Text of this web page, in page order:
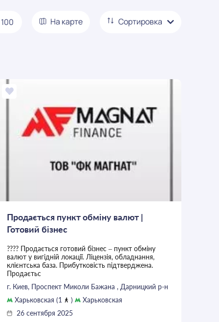
100 На карте Сортировка
Продається пункт обміну валют |
Готовий бізнес
???? Продається готовий бізнес – пункт обміну
валют у вигідній локації. Ліцензія, обладнання,
клієнтська база. Прибутковість підтверджена.
Продаєтьс
г. Киев, Проспект Миколи Бажана , Дарницкий р-н
Харьковская (1
)
Харьковская
26 сентября 2025